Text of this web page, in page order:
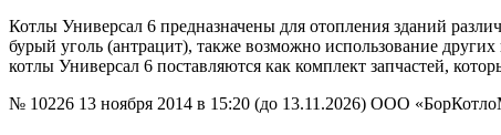
Котлы Универсал 6 предназначены для отопления зданий
бурый уголь (антрацит), также возможно использование
котлы Универсал 6 поставляются как комплект запчастей,
№ 10226 13 ноября 2014 в 15:20 (до 13.11.2026) ООО